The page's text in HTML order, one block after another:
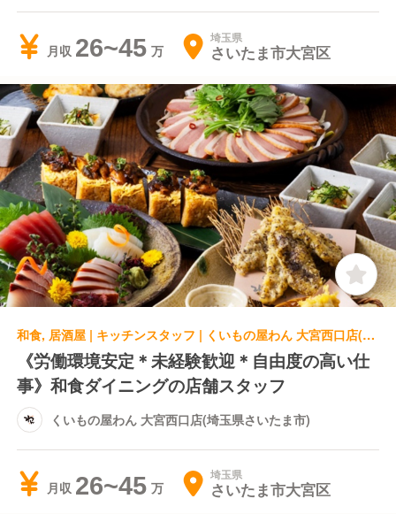
月収 26~45 埼玉県
さいたま市大宮区
和食, 居酒屋 | キッチンスタッフ | くいもの屋わん 大宮西口店(埼玉県さいたま市)
《労働環境安定＊未経験歓迎＊自由度の高い仕
事》和食ダイニングの店舗スタッフ
くいもの屋わん 大宮西口店(埼玉県さいたま市)
月収 26~45 埼玉県
さいたま市大宮区